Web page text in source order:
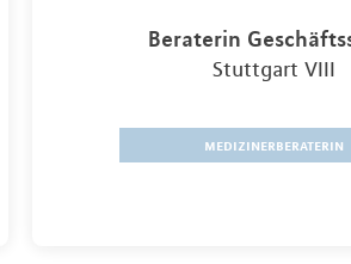
Beraterin
Stuttgart VIII
medizinerberaterin